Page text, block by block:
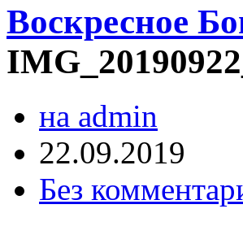
Воскресное
на admin
22.09.2019
Без